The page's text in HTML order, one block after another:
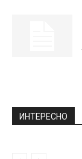
ИНТЕРЕСНО